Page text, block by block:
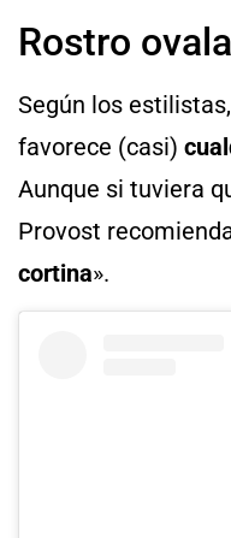
Rostro
Según los
favorece (casi)
Aunque si tuviera
Provost
cortina».